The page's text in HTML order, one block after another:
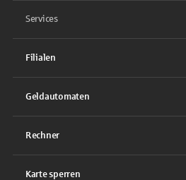
Services
Filialen
Geldautomaten
Rechner
Karte sperren